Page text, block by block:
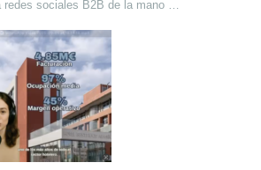
redes sociales B2B de la mano de